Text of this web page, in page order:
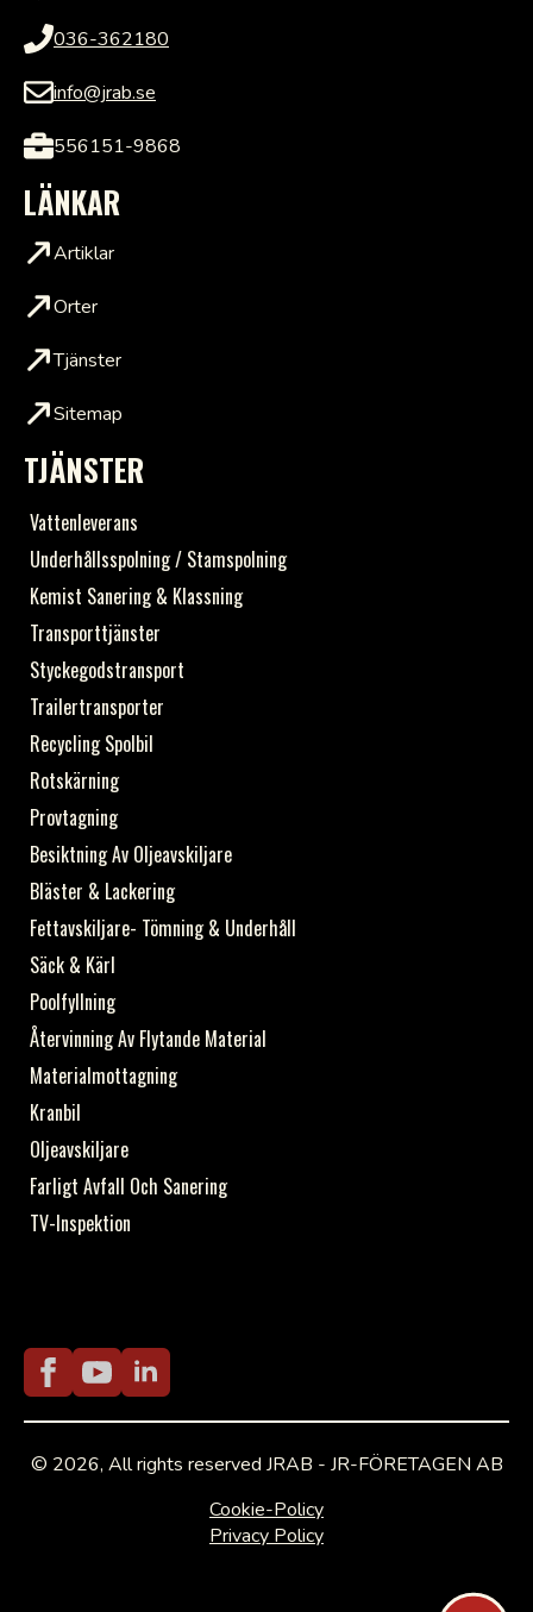
036-362180
info@jrab.se
556151-9868
LÄNKAR
Artiklar
Orter
Tjänster
Sitemap
TJÄNSTER
Vattenleverans
Underhållsspolning / Stamspolning
Kemist Sanering & Klassning
Transporttjänster
Styckegodstransport
Trailertransporter
Recycling Spolbil
Rotskärning
Provtagning
Besiktning Av Oljeavskiljare
Bläster & Lackering
Fettavskiljare- Tömning & Underhåll
Säck & Kärl
Poolfyllning
Återvinning Av Flytande Material
Materialmottagning
Kranbil
Oljeavskiljare
Farligt Avfall Och Sanering
TV-Inspektion
© 2026, All rights reserved JRAB - JR-FÖRETAGEN AB
Cookie-Policy
Privacy Policy